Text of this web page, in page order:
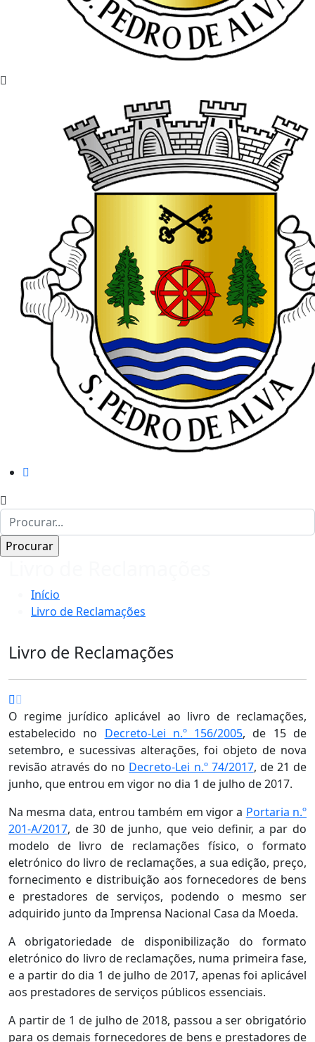
Início
Livro de Reclamações
Livro de Reclamações
O regime jurídico aplicável ao livro de reclamações,
estabelecido no Decreto-Lei n.º 156/2005, de 15 de
setembro, e sucessivas alterações, foi objeto de nova
revisão através do no Decreto-Lei n.º 74/2017, de 21 de
junho, que entrou em vigor no dia 1 de julho de 2017.
Na mesma data, entrou também em vigor a Portaria n.º
201-A/2017, de 30 de junho, que veio definir, a par do
modelo de livro de reclamações físico, o formato
eletrónico do livro de reclamações, a sua edição, preço,
fornecimento e distribuição aos fornecedores de bens
e prestadores de serviços, podendo o mesmo ser
adquirido junto da Imprensa Nacional Casa da Moeda.
A obrigatoriedade de disponibilização do formato
eletrónico do livro de reclamações, numa primeira fase,
e a partir do dia 1 de julho de 2017, apenas foi aplicável
aos prestadores de serviços públicos essenciais.
A partir de 1 de julho de 2018, passou a ser obrigatório
para os demais fornecedores de bens e prestadores de